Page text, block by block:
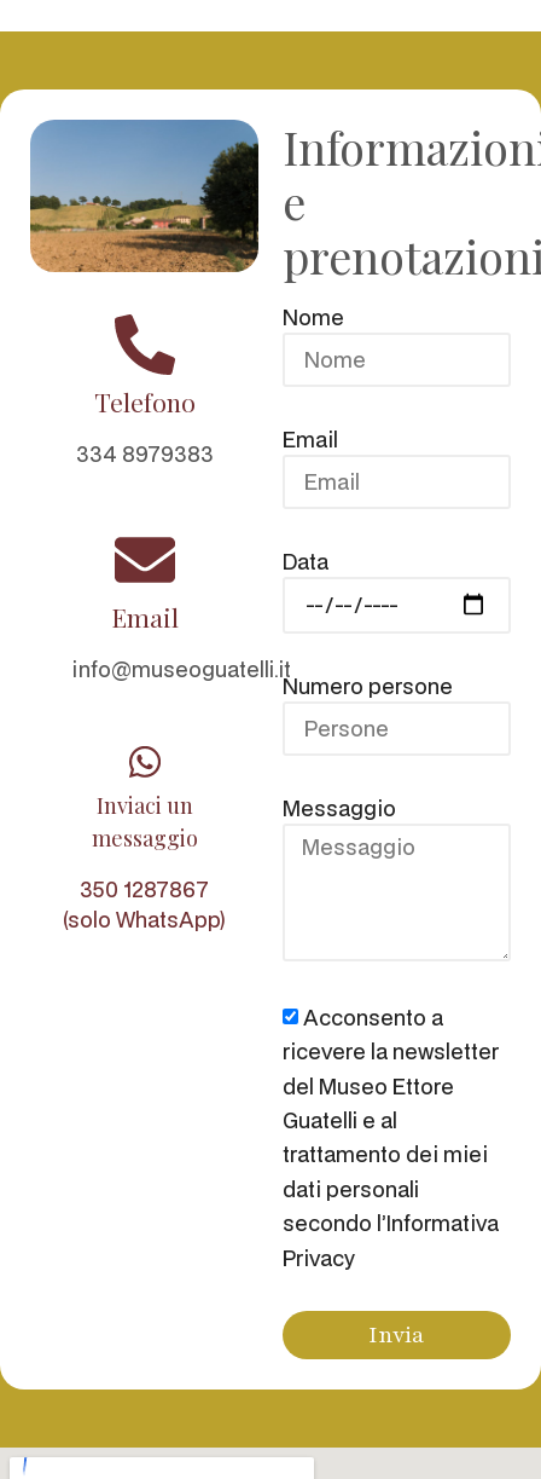
Telefono
334 8979383
Email
info@museoguatelli.it
Inviaci un
messaggio
350 1287867
(solo WhatsApp)
e
Nome
Email
Data
Numero persone
Messaggio
Acconsento a
ricevere la newsletter
del Museo Ettore
Guatelli e al
trattamento dei miei
dati personali
secondo l’Informativa
Privacy
Invia